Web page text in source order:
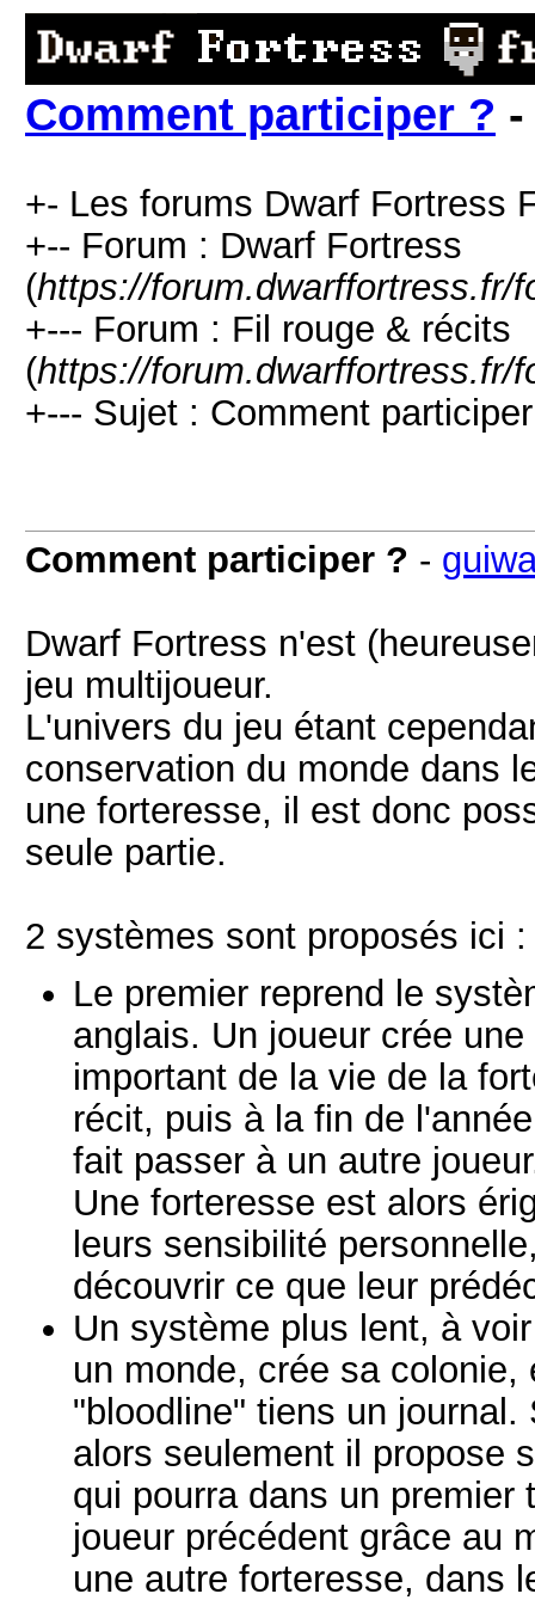
Comment participer ?
+- Les forums Dwarf Fortress
+-- Forum : Dwarf Fortress
(https://forum.dwarffortress.fr/
+--- Forum : Fil rouge & récits
(https://forum.dwarffortress.fr/
+--- Sujet : Comment
Comment participer ? -
Dwarf Fortress n'est
jeu multijoueur.
L'univers du jeu étant
conservation du monde dans
une forteresse, il est donc
seule partie.
2 systèmes sont proposés ici :
Le premier reprend le
anglais. Un joueur crée
important de la vie de la
récit, puis à la fin de
fait passer à un autre
Une forteresse est alors
leurs sensibilité
découvrir ce que leur
Un système plus lent, à
un monde, crée sa
"bloodline" tiens un
alors seulement il propose
qui pourra dans un
joueur précédent grâce au
une autre forteresse, dans